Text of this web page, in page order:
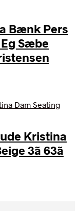
Bænk Pers
Sæbe
Kristina
3ã 63ã